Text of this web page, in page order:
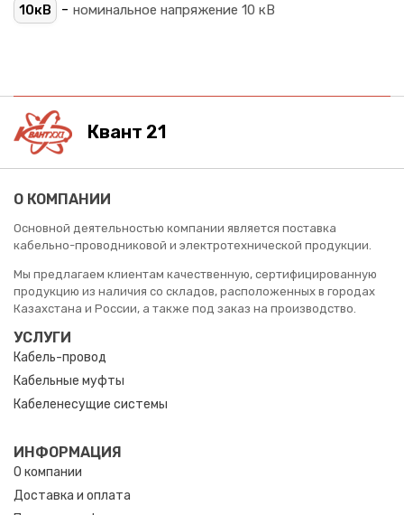
10кВ - номинальное напряжение 10 кВ
Квант 21
О КОМПАНИИ
Основной деятельностью компании является поставка
кабельно-проводниковой и электротехнической продукции.
Мы предлагаем клиентам качественную, сертифицированную
продукцию из наличия со складов, расположенных в городах
Казахстана и России, а также под заказ на производство.
УСЛУГИ
Кабель-провод
Кабельные муфты
Кабеленесущие системы
ИНФОРМАЦИЯ
О компании
Доставка и оплата